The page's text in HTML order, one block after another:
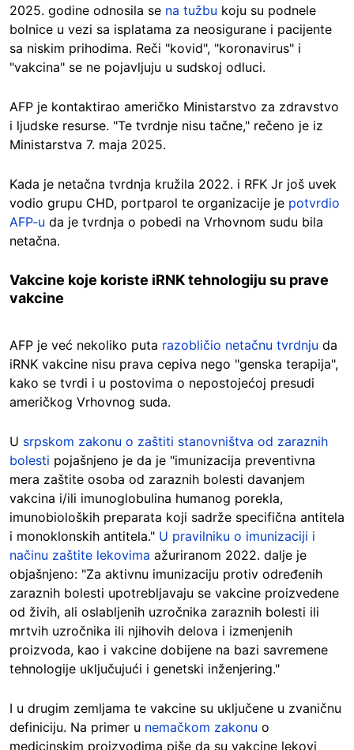
2025. godine odnosila se na tužbu koju su podnele
bolnice u vezi sa isplatama za neosigurane i pacijente
sa niskim prihodima. Reči "kovid", "koronavirus" i
"vakcina" se ne pojavljuju u sudskoj odluci.
AFP je kontaktirao američko Ministarstvo za zdravstvo
i ljudske resurse. "Te tvrdnje nisu tačne," rečeno je iz
Ministarstva 7. maja 2025.
Kada je netačna tvrdnja kružila 2022. i RFK Jr još uvek
vodio grupu CHD, portparol te organizacije je potvrdio
AFP-u da je tvrdnja o pobedi na Vrhovnom sudu bila
netačna.
Vakcine koje koriste iRNK tehnologiju su prave
vakcine
AFP je već nekoliko puta razobličio netačnu tvrdnju da
iRNK vakcine nisu prava cepiva nego "genska terapija",
kako se tvrdi i u postovima o nepostojećoj presudi
američkog Vrhovnog suda.
U srpskom zakonu o zaštiti stanovništva od zaraznih
bolesti pojašnjeno je da je "imunizacija preventivna
mera zaštite osoba od zaraznih bolesti davanjem
vakcina i/ili imunoglobulina humanog porekla,
imunobioloških preparata koji sadrže specifična antitela
i monoklonskih antitela." U pravilniku o imunizaciji i
načinu zaštite lekovima ažuriranom 2022. dalje je
objašnjeno: "Za aktivnu imunizaciju protiv određenih
zaraznih bolesti upotrebljavaju se vakcine proizvedene
od živih, ali oslabljenih uzročnika zaraznih bolesti ili
mrtvih uzročnika ili njihovih delova i izmenjenih
proizvoda, kao i vakcine dobijene na bazi savremene
tehnologije uključujući i genetski inženjering."
I u drugim zemljama te vakcine su uključene u zvaničnu
definiciju. Na primer u nemačkom zakonu o
medicinskim proizvodima piše da su vakcine lekovi